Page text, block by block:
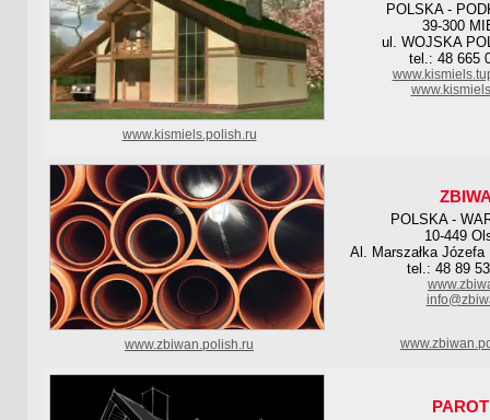
POLSKA -
39-300
ul. WOJSKA
tel.: 48 665
www.kismiels.polish.ru
POLSKA -
10-449
Al. Marszałka Józefa
tel.: 48 89
www.zbiwan.polish.ru